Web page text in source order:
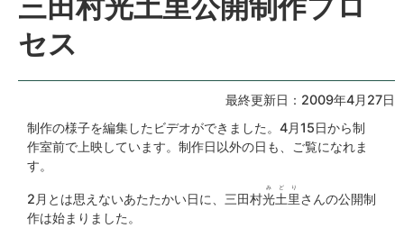
セス
最終更新日：2009年4月27日
制作の様子を編集したビデオができました。4月15日から制
作室前で上映しています。制作日以外の日も、ご覧になれま
す。
2月とは思えないあたたかい日に、三田村光土里
みどり
さんの公開制
作は始まりました。